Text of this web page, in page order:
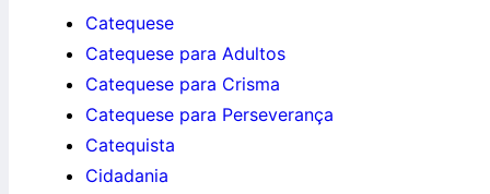
Catequese
Catequese para Adultos
Catequese para Crisma
Catequese para Perseverança
Catequista
Cidadania